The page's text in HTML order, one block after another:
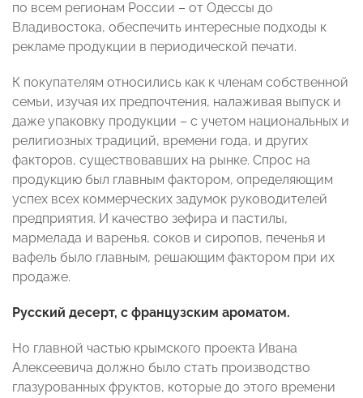
по всем регионам России – от Одессы до
Владивостока, обеспечить интересные подходы к
рекламе продукции в периодической печати.
К покупателям относились как к членам собственной
семьи, изучая их предпочтения, налаживая выпуск и
даже упаковку продукции – с учетом национальных и
религиозных традиций, времени года, и других
факторов, существовавших на рынке. Спрос на
продукцию был главным фактором, определяющим
успех всех коммерческих задумок руководителей
предприятия. И качество зефира и пастилы,
мармелада и варенья, соков и сиропов, печенья и
вафель было главным, решающим фактором при их
продаже.
Русский десерт, с французским ароматом.
Но главной частью крымского проекта Ивана
Алексеевича должно было стать производство
глазурованных фруктов, которые до этого времени